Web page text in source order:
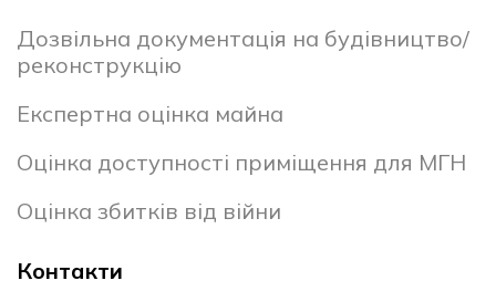
Дозвільна документація на будівництво/
реконструкцію
Експертна оцінка майна
Оцінка доступності приміщення для МГН
Оцінка збитків від війни
Контакти